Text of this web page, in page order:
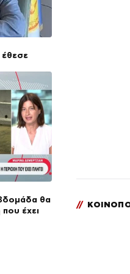
θα
έχει
//